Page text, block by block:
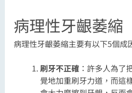
病理性牙齦萎縮
病理性牙齦萎縮主要有以下5個成
刷牙不正確：許多人為了
覺地加重刷牙力道，而這